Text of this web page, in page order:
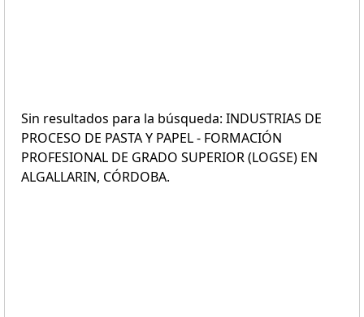
Sin resultados para la búsqueda: INDUSTRIAS DE
PROCESO DE PASTA Y PAPEL - FORMACIÓN
PROFESIONAL DE GRADO SUPERIOR (LOGSE) EN
ALGALLARIN, CÓRDOBA.